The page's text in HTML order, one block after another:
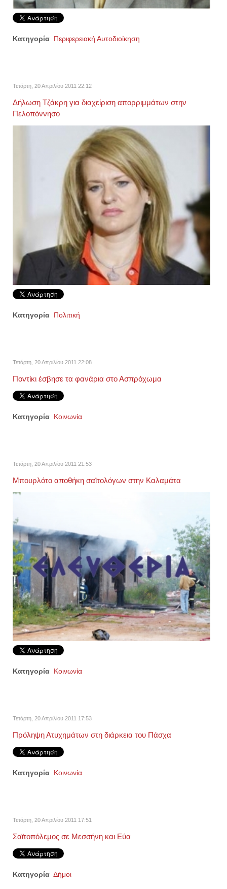
Κατηγορία Περιφερειακή Αυτοδιοίκηση
Τετάρτη, 20 Απριλίου 2011 22:12
Δήλωση Τζάκρη για διαχείριση απορριμμάτων στην
Πελοπόννησο
Κατηγορία Πολιτική
Τετάρτη, 20 Απριλίου 2011 22:08
Ποντίκι έσβησε τα φανάρια στο Ασπρόχωμα
Κατηγορία Κοινωνία
Τετάρτη, 20 Απριλίου 2011 21:53
Μπουρλότο αποθήκη σαϊτολόγων στην Καλαμάτα
Κατηγορία Κοινωνία
Τετάρτη, 20 Απριλίου 2011 17:53
Πρόληψη Ατυχημάτων στη διάρκεια του Πάσχα
Κατηγορία Κοινωνία
Τετάρτη, 20 Απριλίου 2011 17:51
Σαϊτοπόλεμος σε Μεσσήνη και Εύα
Κατηγορία Δήμοι